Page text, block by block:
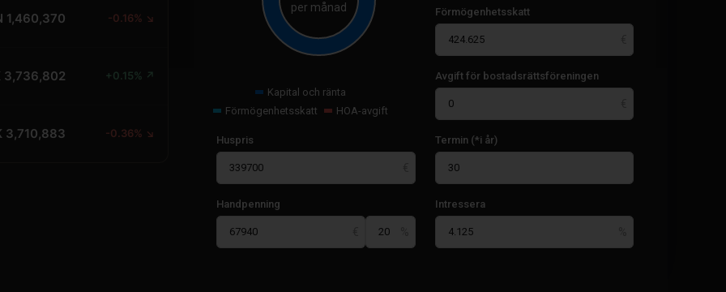
1,460,370 -0.16% ↘
3,736,802 +0.15% ↗
3,710,883 -0.36% ↘
per månad
Kapital och ränta
Förmögenhetsskatt
HOA-avgift
Förmögenhetsskatt
Avgift för bostadsrättsföreningen
Huspris
Handpenning
Termin (*i år)
Intressera